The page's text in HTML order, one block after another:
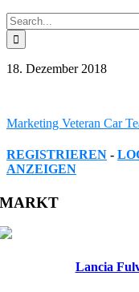
Search
for:
18. Dezember 2018
Marketing Veteran Car
REGISTRIEREN -
ANZEIGEN
Facebook
Twitter
Reddit
LinkedIn
WhatsApp
Tumblr
Pinterest
Vk
Xing
Email
MARKT
Lancia